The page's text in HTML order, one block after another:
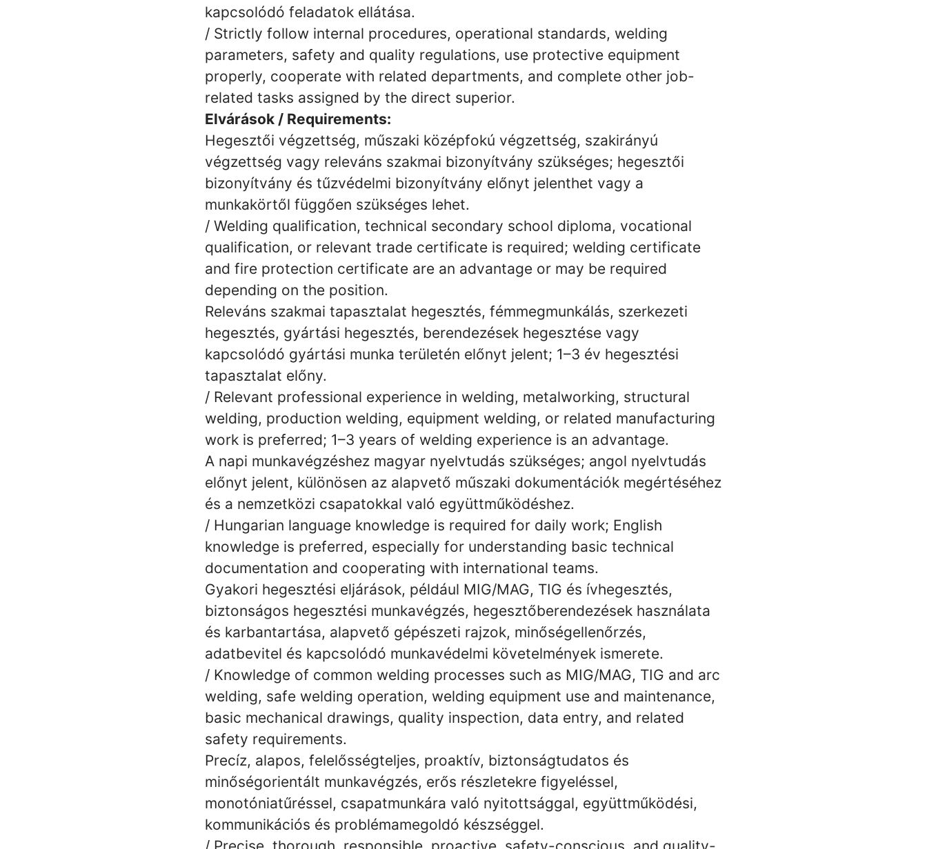
kapcsolódó feladatok ellátása.
/ Strictly follow internal procedures, operational standards, welding
parameters, safety and quality regulations, use protective equipment
properly, cooperate with related departments, and complete other job-
related tasks assigned by the direct superior.
Elvárások / Requirements:
Hegesztői végzettség, műszaki középfokú végzettség, szakirányú
végzettség vagy releváns szakmai bizonyítvány szükséges; hegesztői
bizonyítvány és tűzvédelmi bizonyítvány előnyt jelenthet vagy a
munkakörtől függően szükséges lehet.
/ Welding qualification, technical secondary school diploma, vocational
qualification, or relevant trade certificate is required; welding certificate
and fire protection certificate are an advantage or may be required
depending on the position.
Releváns szakmai tapasztalat hegesztés, fémmegmunkálás, szerkezeti
hegesztés, gyártási hegesztés, berendezések hegesztése vagy
kapcsolódó gyártási munka területén előnyt jelent; 1–3 év hegesztési
tapasztalat előny.
/ Relevant professional experience in welding, metalworking, structural
welding, production welding, equipment welding, or related manufacturing
work is preferred; 1–3 years of welding experience is an advantage.
A napi munkavégzéshez magyar nyelvtudás szükséges; angol nyelvtudás
előnyt jelent, különösen az alapvető műszaki dokumentációk megértéséhez
és a nemzetközi csapatokkal való együttműködéshez.
/ Hungarian language knowledge is required for daily work; English
knowledge is preferred, especially for understanding basic technical
documentation and cooperating with international teams.
Gyakori hegesztési eljárások, például MIG/MAG, TIG és ívhegesztés,
biztonságos hegesztési munkavégzés, hegesztőberendezések használata
és karbantartása, alapvető gépészeti rajzok, minőségellenőrzés,
adatbevitel és kapcsolódó munkavédelmi követelmények ismerete.
/ Knowledge of common welding processes such as MIG/MAG, TIG and arc
welding, safe welding operation, welding equipment use and maintenance,
basic mechanical drawings, quality inspection, data entry, and related
safety requirements.
Precíz, alapos, felelősségteljes, proaktív, biztonságtudatos és
minőségorientált munkavégzés, erős részletekre figyeléssel,
monotóniatűréssel, csapatmunkára való nyitottsággal, együttműködési,
kommunikációs és problémamegoldó készséggel.